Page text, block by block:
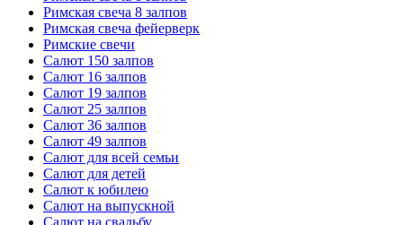
Римская свеча 8 залпов
Римская свеча фейерверк
Римские свечи
Салют 150 залпов
Салют 16 залпов
Салют 19 залпов
Салют 25 залпов
Салют 36 залпов
Салют 49 залпов
Салют для всей семьи
Салют для детей
Салют к юбилею
Салют на выпускной
Салют на свадьбу